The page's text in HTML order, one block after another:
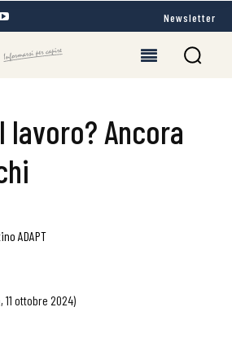
Newsletter
lavoro? Ancora
ADAPT
ottobre 2024)